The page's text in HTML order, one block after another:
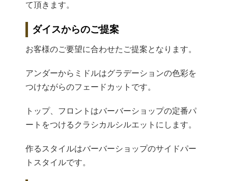
て頂きます。
ダイスからのご提案
お客様のご要望に合わせたご提案となります。
アンダーからミドルはグラデーションの色彩を
つけながらのフェードカットです。
トップ、フロントはバーバーショップの定番パ
ートをつけるクラシカルシルエットにします。
作るスタイルはバーバーショップのサイドパー
トスタイルです。